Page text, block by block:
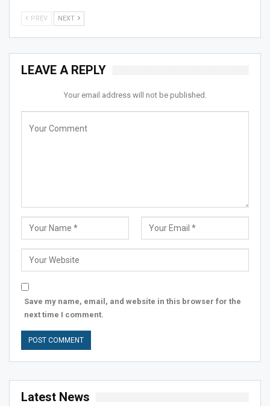
PREV NEXT
LEAVE A REPLY
Your email address will not be published.
Save my name, email, and website in this browser for the
next time I comment.
Latest News